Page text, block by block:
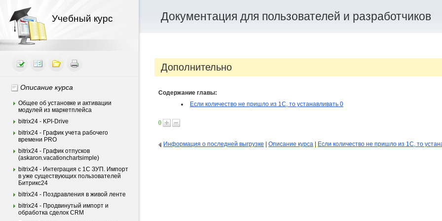
Учебный курс Документация для пользователей и разработчиков
Дополнительно
Описание курса
Общее об установке и активации
модулей из маркетплейса
bitrix24 - KPI-Drive
bitrix24 - График учета рабочего
времени PRO
bitrix24 - График отпусков
(askaron.vacationchartsimple)
bitrix24 - Интеграция c 1С ЗУП. Импорт
в уже существующих пользователей
Битрикс24
bitrix24 - Поздравления в живой ленте
bitrix24 - Продвинутый импорт и
обработка сделок CRM
Содержание главы:
Если количествo не пришло из 1С, то устанавливать 0
0
Информация о последней выгрузке Описание курса Если количествo не пришло из 1С, то